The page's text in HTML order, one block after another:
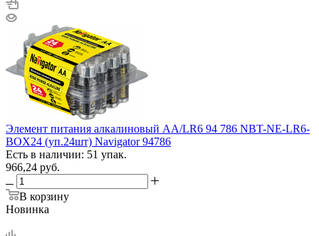
Элемент питания алкалиновый AA/LR6 94 786 NBT-NE-LR6-
BOX24 (уп.24шт) Navigator 94786
Есть в наличии: 51 упак.
966,24 руб.
В корзину
Новинка